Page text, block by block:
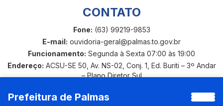
Prefeitura de Palmas
CONTATO
Fone: (63) 99219-9853
E-mail: ouvidoria-geral@palmas.to.gov.br
Funcionamento: Segunda à Sexta 07:00 às 19:00
Endereço: ACSU-SE 50, Av. NS-02, Conj. 1, Ed. Buriti – 3º Andar
– Plano Diretor Sul